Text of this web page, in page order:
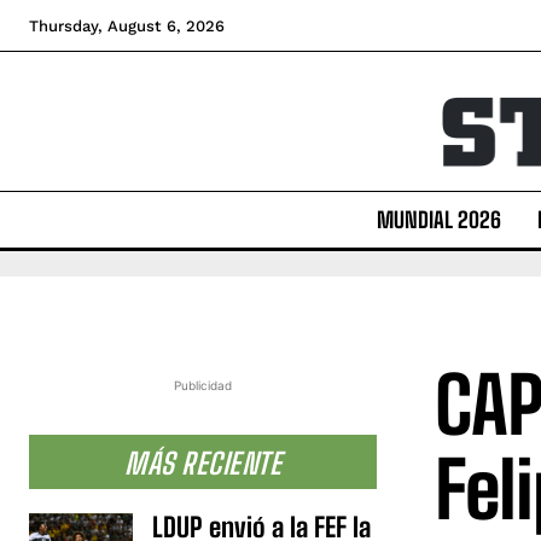
Thursday, August 6, 2026
MUNDIAL 2026
Publicidad
MÁS RECIENTE
LDUP envió a la FEF la